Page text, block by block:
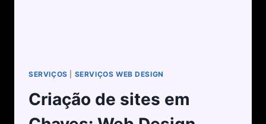
SERVIÇOS SERVIÇOS WEB DESIGN
Criação de sites em